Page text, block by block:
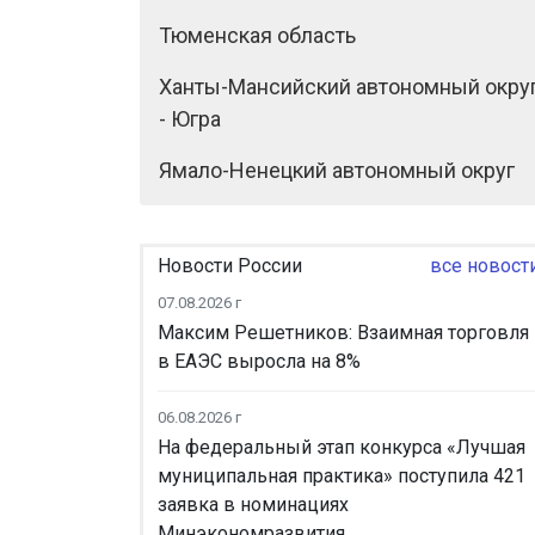
Тюменская область
Ханты-Мансийский автономный
- Югра
Ямало-Ненецкий автономный округ
Новости России все
07.08.2026 г
Максим Решетников: Взаимная торговля
в ЕАЭС выросла на 8%
06.08.2026 г
На федеральный этап конкурса «Лучшая
муниципальная практика» поступила 421
заявка в номинациях